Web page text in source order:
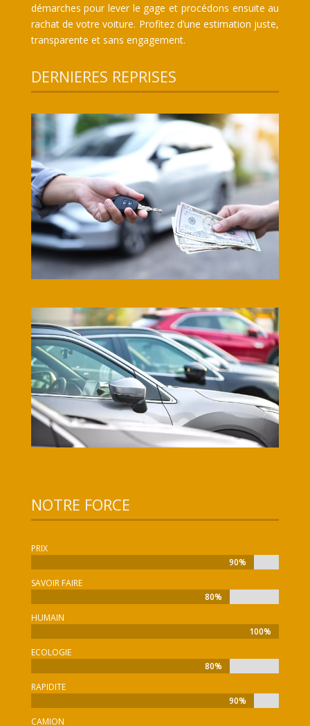
démarches pour lever le gage et procédons ensuite au
rachat de votre voiture. Profitez d’une estimation juste,
transparente et sans engagement.
DERNIERES REPRISES
NOTRE FORCE
PRIX
90%
90%
SAVOIR FAIRE
80%
80%
HUMAIN
100%
100%
ECOLOGIE
80%
80%
RAPIDITE
90%
90%
CAMION